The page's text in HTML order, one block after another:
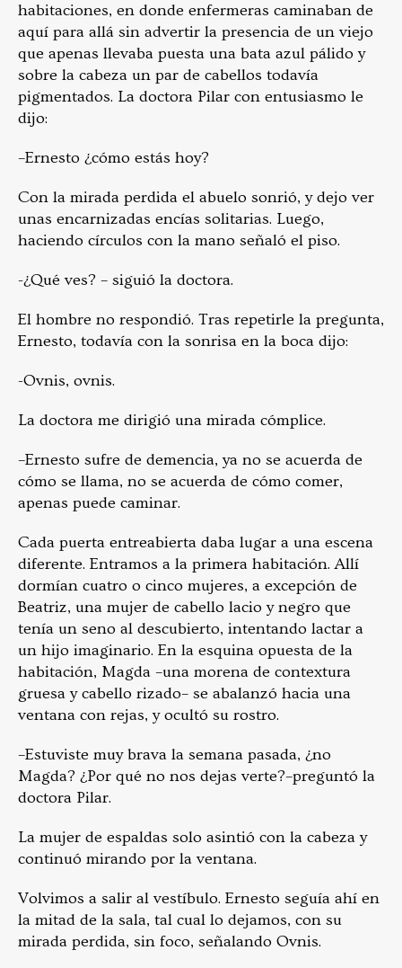
habitaciones, en donde enfermeras caminaban de
aquí para allá sin advertir la presencia de un viejo
que apenas llevaba puesta una bata azul pálido y
sobre la cabeza un par de cabellos todavía
pigmentados. La doctora Pilar con entusiasmo le
dijo:
–Ernesto ¿cómo estás hoy?
Con la mirada perdida el abuelo sonrió, y dejo ver
unas encarnizadas encías solitarias. Luego,
haciendo círculos con la mano señaló el piso.
-¿Qué ves? – siguió la doctora.
El hombre no respondió. Tras repetirle la pregunta,
Ernesto, todavía con la sonrisa en la boca dijo:
-Ovnis, ovnis.
La doctora me dirigió una mirada cómplice.
–Ernesto sufre de demencia, ya no se acuerda de
cómo se llama, no se acuerda de cómo comer,
apenas puede caminar.
Cada puerta entreabierta daba lugar a una escena
diferente. Entramos a la primera habitación. Allí
dormían cuatro o cinco mujeres, a excepción de
Beatriz, una mujer de cabello lacio y negro que
tenía un seno al descubierto, intentando lactar a
un hijo imaginario. En la esquina opuesta de la
habitación, Magda –una morena de contextura
gruesa y cabello rizado– se abalanzó hacia una
ventana con rejas, y ocultó su rostro.
–Estuviste muy brava la semana pasada, ¿no
Magda? ¿Por qué no nos dejas verte?–preguntó la
doctora Pilar.
La mujer de espaldas solo asintió con la cabeza y
continuó mirando por la ventana.
Volvimos a salir al vestíbulo. Ernesto seguía ahí en
la mitad de la sala, tal cual lo dejamos, con su
mirada perdida, sin foco, señalando Ovnis.